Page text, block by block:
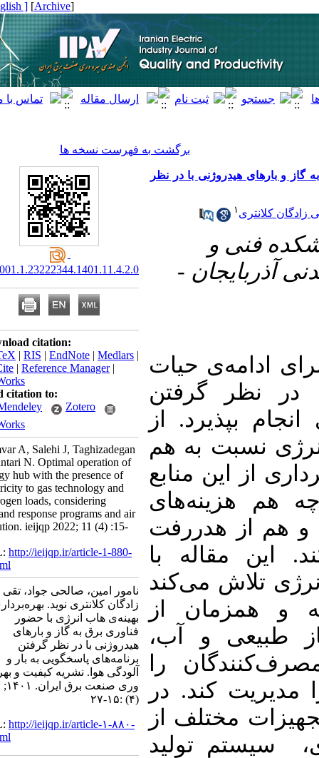
Archive
]
[ English ]
برگشت به فهرست نسخه ها
بارهای هیدروژنی با در نظر
کلانتری۱
فنی و
-
ادامه‌ی حیات
نظر گرفتن
بپذیرد. از
نسبت به هم
از این منابع
هزینه‌های
از هدررفت
مقاله با
تلاش می‌کند
و همزمان از
طبیعی و آب،
را
کند. در
مختلف از
سیستم تولید
20.1001.1.23222344.1401.11.4.2.0
Download citation:
BibTeX | RIS|EndNote|Medlars
ProCite|Reference Manager
RefWorks
Send citation to:
Mendeley
Zotero
RefWorks
Namvar A, Salehi J, Taghizadegan
Kalantari N. Optimal operation of
energy hub with the presence of
electricity to gas technology and
hydrogen loads, considering
demand response programs and air
pollution. ieijqp 2022; 11 (4) :15-
URL:http://ieijqp.ir/article-1-880-
fa.html
نامور امین، صالحی جواد، تقی
زادگان کلانتری نوید. بهره‌برداری
بهینه‌ی هاب انرژی با حضور
فناوری برق به گاز و بارهای
هیدروژنی با در نظر گرفتن
برنامه‌های پاسخگویی به بار و
آلودگی هوا. نشریه کیفیت و بهره
وری صنعت برق ایران. ۱۴۰۱; ۱۱
(۴) :۱۵-۲۷
URL:http://ieijqp.ir/article-۱-۸۸۰-
fa.html